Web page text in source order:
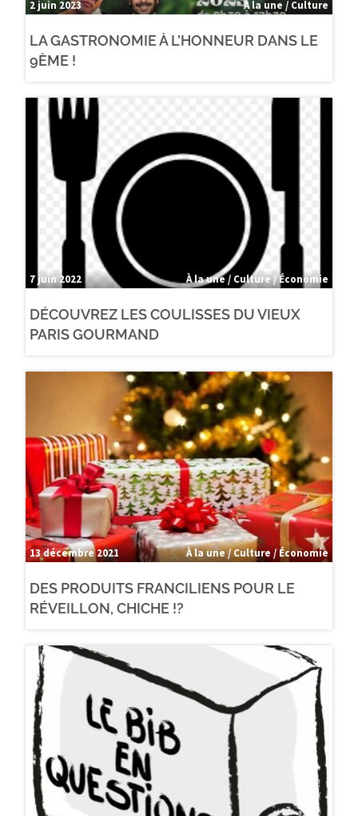
2 juin 2023 À la une / Culture
LA GASTRONOMIE À L’HONNEUR DANS LE
9ÈME !
7 juin 2022 À la une / Culture / Économie
DÉCOUVREZ LES COULISSES DU VIEUX
PARIS GOURMAND
13 décembre 2021 À la une / Culture / Économie
DES PRODUITS FRANCILIENS POUR LE
RÉVEILLON, CHICHE !?